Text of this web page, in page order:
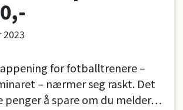
for fotballtrenere –
– nærmer seg raskt. Det
penger å spare om du melder…